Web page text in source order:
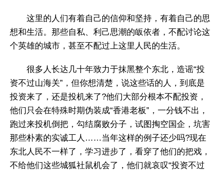
这里的人们有着自己的信仰和坚持，有着自己的思
想和生活。那些自私、利己思潮的皈依者，不配讨论这
个英雄的城市，甚至不配过上这里人民的生活。
很多人长达几十年致力于抹黑整个东北，造谣“投
资不过山海关”，但你想清楚，说这些话的人，到底是
投资来了，还是投机来了?他们大部分根本不配投资，
他们只会在特殊时期伪装成“香港老板”，一分钱不出，
跑过来投机倒把，勾结腐败分子，试图掏空国企，坑害
那些朴素的实诚工人……当年这样的例子还少吗?现在
东北人民不一样了，学习进步了，看穿了他们的把戏，
不给他们这些城狐社鼠机会了，他们就哀叹“投资不过